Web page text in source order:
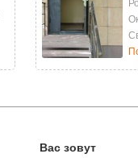
Вас зовут